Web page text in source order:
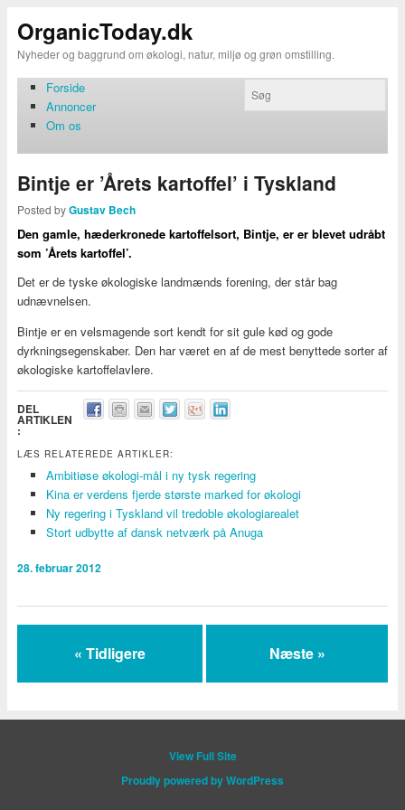
OrganicToday.dk
Nyheder og baggrund om økologi, natur, miljø og grøn omstilling.
Forside
Annoncer
Om os
Bintje er ’Årets kartoffel’ i Tyskland
Posted byGustav Bech
Den gamle, hæderkronede kartoffelsort, Bintje, er er blevet udråbt
som ’Årets kartoffel’.
Det er de tyske økologiske landmænds forening, der står bag
udnævnelsen.
Bintje er en velsmagende sort kendt for sit gule kød og gode
dyrkningsegenskaber. Den har været en af de mest benyttede sorter af
økologiske kartoffelavlere.
DEL
ARTIKLEN
:
LÆS RELATEREDE ARTIKLER:
Ambitiøse økologi-mål i ny tysk regering
Kina er verdens fjerde største marked for økologi
Ny regering i Tyskland vil tredoble økologiarealet
Stort udbytte af dansk netværk på Anuga
28. februar 2012
« Tidligere Næste »
View Full Site
Proudly powered by WordPress